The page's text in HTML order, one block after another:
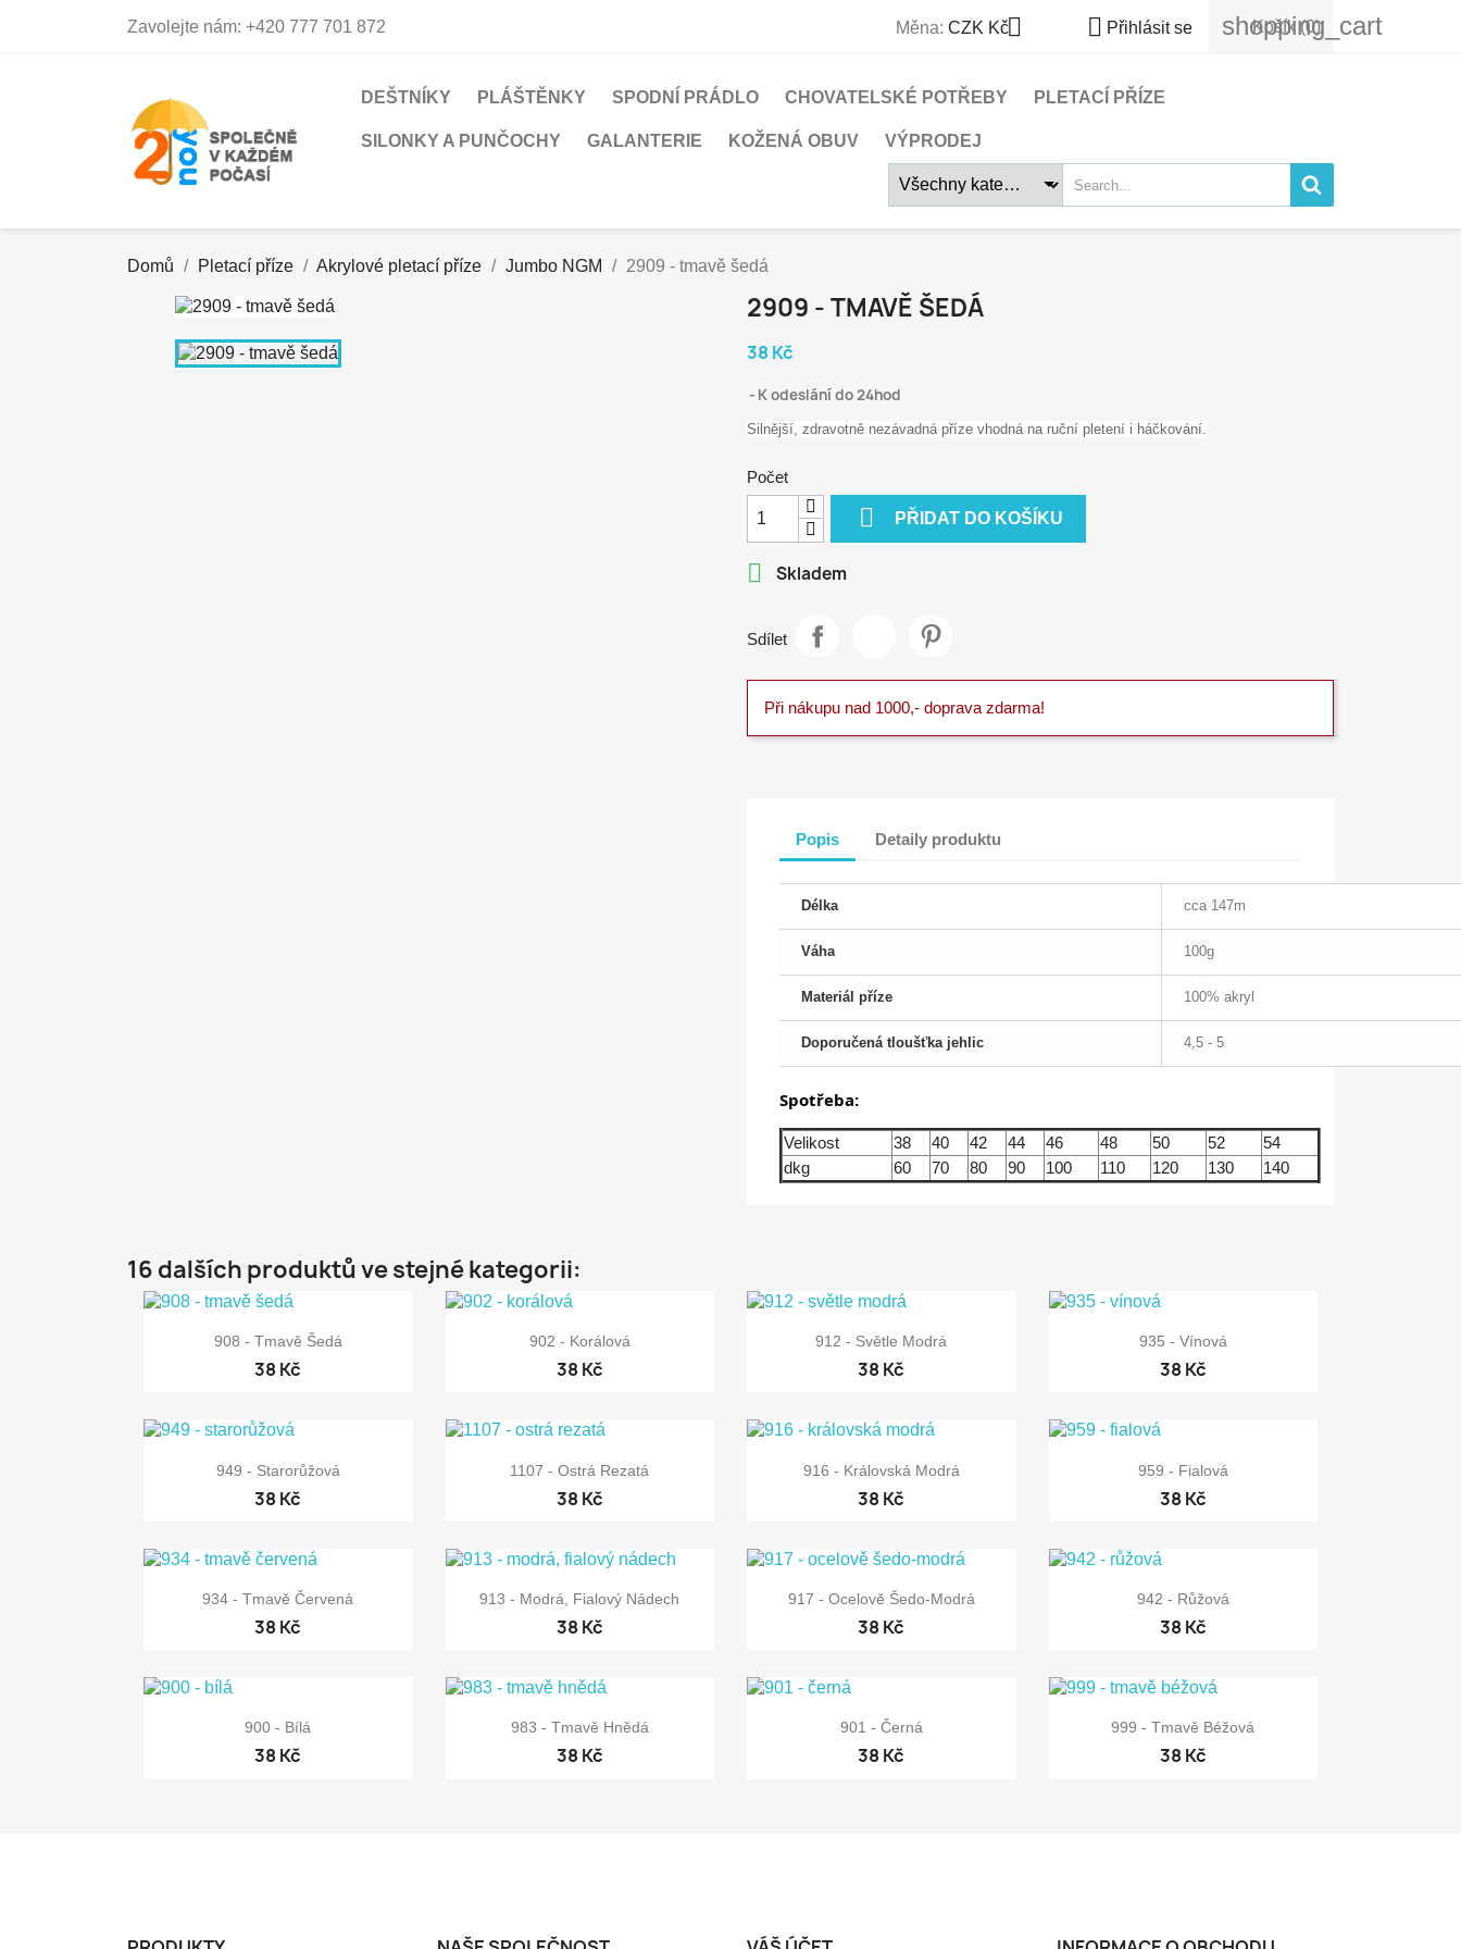
Zavolejte nám: +420 777 701 872 Měna: CZK Kč  Přihlásit se shopping_cart
Košík (0)
DEŠTNÍKY PLÁŠTĚNKY SPODNÍ PRÁDLO CHOVATELSKÉ POTŘEBY PLETACÍ PŘÍZE
SILONKY A PUNČOCHY GALANTERIE KOŽENÁ OBUV VÝPRODEJ
Domů Pletací příze Akrylové pletací příze Jumbo NGM 2909 - tmavě šedá
2909 - TMAVĚ ŠEDÁ
38 Kč
K odeslání do 24hod
Silnější, zdravotně nezávadná příze vhodná na ruční pletení i háčkování.
Počet
 PŘIDAT DO KOŠÍKU
 Skladem
Sdílet
Při nákupu nad 1000,- doprava zdarma!
Popis Detaily produktu
Délka cca 147m
Váha 100g
Materiál příze 100% akryl
Doporučená tloušťka jehlic 4,5 - 5
Spotřeba:
Velikost 38 40 42 44 46 48 50 52
54
dkg
60 70 80 90 100 110 120 130 140
16 dalších produktů ve stejné kategorii:
 Rychlý náhled
908 - Tmavě Šedá
38 Kč
 Rychlý náhled
902 - Korálová
38 Kč
 Rychlý náhled
912 - Světle Modrá
38 Kč
Rychlý náhled
935 - Vínová
38 Kč
 Rychlý náhled
949 - Starorůžová
38 Kč
 Rychlý náhled
1107 - Ostrá Rezatá
38 Kč
 Rychlý náhled
916 - Královská Modrá
38 Kč
Rychlý náhled
959 - Fialová
38 Kč
 Rychlý náhled
934 - Tmavě Červená
38 Kč
 Rychlý náhled
913 - Modrá, Fialový Nádech
38 Kč
 Rychlý náhled
917 - Ocelově Šedo-Modrá
38 Kč
Rychlý náhled
942 - Růžová
38 Kč
Rychlý náhled
900 - Bílá
38 Kč
 Rychlý náhled
983 - Tmavě Hnědá
38 Kč
Rychlý náhled
901 - Černá
38 Kč
 Rychlý náhled
999 - Tmavě Béžová
38 Kč